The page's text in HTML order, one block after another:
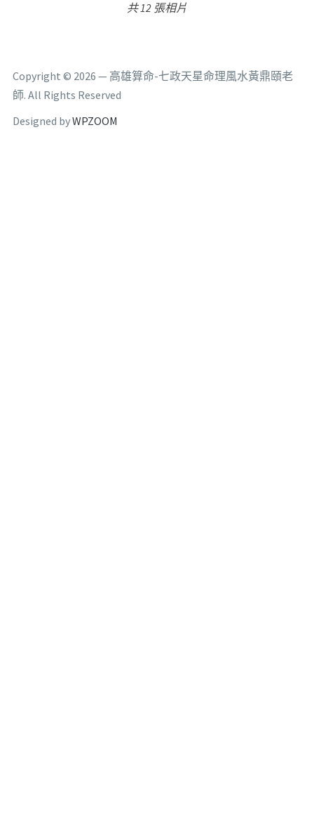
共 6 張相片
Copyright © 2026 — 高雄算命-七政天星命理風水黃鼎頤老
師. All Rights Reserved
Designed byWPZOOM